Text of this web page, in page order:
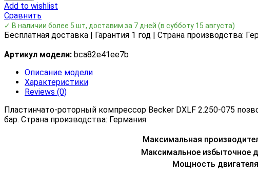
Add to wishlist
Сравнить
✓ В наличии более 5 шт, доставим за 7 дней (в субботу 15 августа)
Бесплатная доставка | Гарантия 1 год | Страна производства:
Артикул модели: bca82e41ee7b
Описание модели
Характеристики
Reviews (0)
Пластинчато-роторный компрессор Becker DXLF 2.250-075
бар. Страна производства: Германия
Максимальная
Максимальное избыточное
Мощность двигателя